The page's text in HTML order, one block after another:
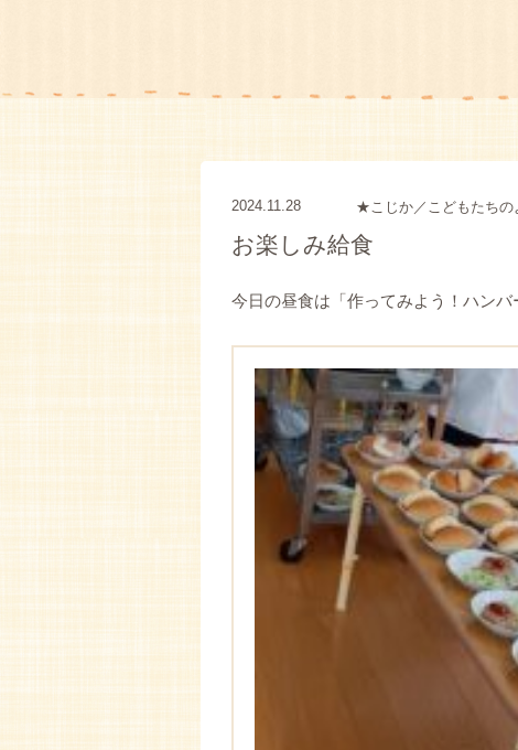
2024.11.28 ★こじか／こどもたち
お楽しみ給食
今日の昼食は「作ってみよう！ハンバ